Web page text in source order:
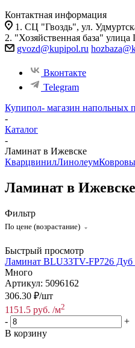
Контактная информация
1. СЦ "Гвоздь", ул.
2. "Хозяйственная база"
gvozd@kupipol.ru
Вконтакте
Telegram
Купипол- магазин напольных
-
Каталог
-
Ламинат в Ижевске
КварцвинилЛинолеум
Ламинат в Ижевске
Фильтр
По цене (возрастание)
Быстрый просмотр
Ламинат BLU33TV-FP726
Много
Артикул: 5096162
306.30 ₽/шт
1151.5 руб. /м2
-
+
В корзину